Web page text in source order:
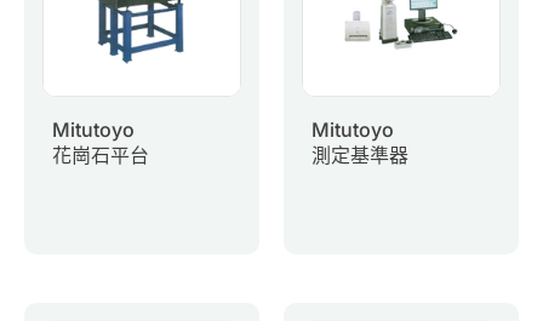
Mitutoyo
花崗石平台
Mitutoyo
測定基準器